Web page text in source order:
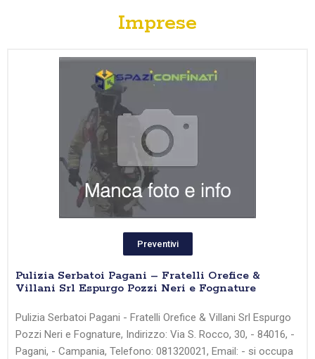
Imprese
Preventivi
Pulizia Serbatoi Pagani – Fratelli Orefice &
Villani Srl Espurgo Pozzi Neri e Fognature
Pulizia Serbatoi Pagani - Fratelli Orefice & Villani Srl Espurgo
Pozzi Neri e Fognature, Indirizzo: Via S. Rocco, 30, - 84016, -
Pagani, - Campania, Telefono: 081320021, Email: - si occupa